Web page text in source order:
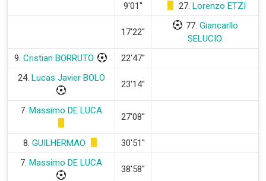
9'01'' 27. Lorenzo ETZI
17'22''
77. Giancarllo
SELUCIO
9. Cristian BORRUTO
22'47''
24. Lucas Javier BOLO
23'14''
7. Massimo DE LUCA
27'08''
8. GUILHERMAO
30'51''
7. Massimo DE LUCA
38'58''